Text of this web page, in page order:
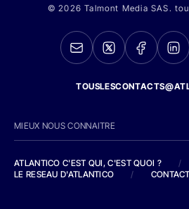
© 2026 Talmont Media SAS.
MIEUX NOUS CONNAITRE
ATLANTICO C'EST QUI, C'EST QUOI ?
/
LE RESEAU D'ATLANTICO
/ CONTACT